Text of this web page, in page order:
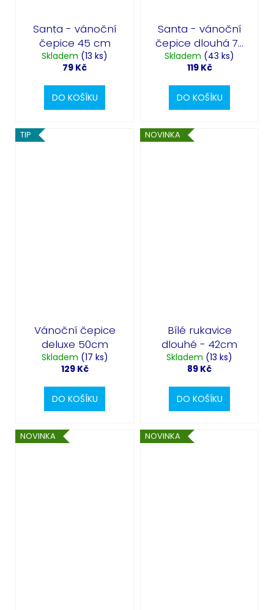
Santa - vánoční
čepice 45 cm
Skladem (13 ks)
79 Kč
DO KOŠÍKU
Santa - vánoční
čepice dlouhá 77
cm
Skladem (43 ks)
119 Kč
DO KOŠÍKU
TIP
Vánoční čepice
deluxe 50cm
Skladem (17 ks)
129 Kč
DO KOŠÍKU
NOVINKA
Bílé rukavice
dlouhé - 42cm
Skladem (13 ks)
89 Kč
DO KOŠÍKU
NOVINKA NOVINKA